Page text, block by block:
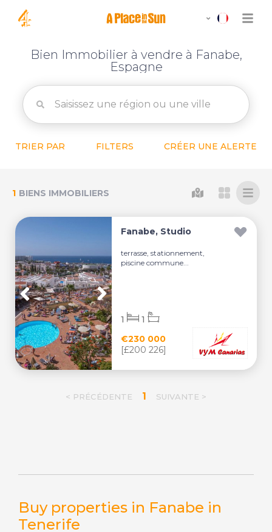
Bien Immobilier à vendre à Fanabe,
Espagne
TRIER PAR FILTERS CRÉER UNE ALERTE
Buy properties in Fanabe in
Tenerife
1 BIENS IMMOBILIERS
Fanabe, Studio
terrasse, stationnement,
piscine commune...
€230 000
[£200 226]
1 1
< PRÉCÉDENTE 1 SUIVANTE >